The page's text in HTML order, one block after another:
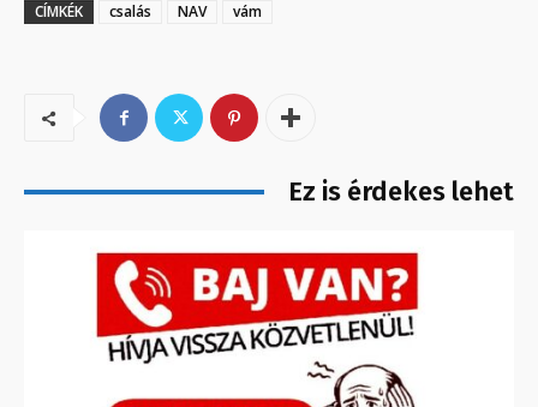
CÍMKÉK csalás NAV vám
Ez is érdekes lehet